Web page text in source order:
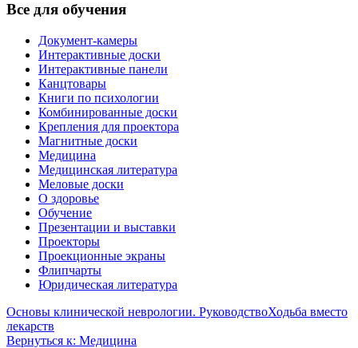
Все для обучения
Документ-камеры
Интерактивные доски
Интерактивные панели
Канцтовары
Книги по психологии
Комбинированные доски
Крепления для проектора
Магнитные доски
Медицина
Медицинская литература
Меловые доски
О здоровье
Обучение
Презентации и выставки
Проекторы
Проекционные экраны
Флипчарты
Юридическая литература
Основы клинической неврологии. РуководствоХодьба вместо
лекарств
Вернуться к: Медицина